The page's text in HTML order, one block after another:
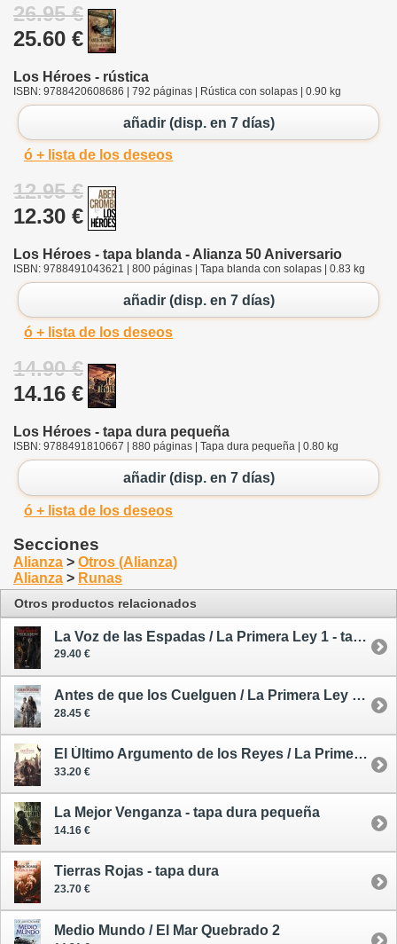
26.95 €
25.60 €
Los Héroes - rústica
ISBN: 9788420608686 | 792 páginas | Rústica con solapas | 0.90 kg
añadir (disp. en 7 días)
ó + lista de los deseos
12.95 €
12.30 €
Los Héroes - tapa blanda - Alianza 50 Aniversario
ISBN: 9788491043621 | 800 páginas | Tapa blanda con solapas | 0.83 kg
añadir (disp. en 7 días)
ó + lista de los deseos
14.90 €
14.16 €
Los Héroes - tapa dura pequeña
ISBN: 9788491810667 | 880 páginas | Tapa dura pequeña | 0.80 kg
añadir (disp. en 7 días)
ó + lista de los deseos
Secciones
Alianza > Otros (Alianza)
Alianza > Runas
Otros productos relacionados
La Voz de las Espadas / La Primera Ley 1 - tapa dura ilustrada
29.40 €
Antes de que los Cuelguen / La Primera Ley 2 - tapa dura ilustrada
28.45 €
El Último Argumento de los Reyes / La Primera Ley 3 - tapa dura ilustrada
33.20 €
La Mejor Venganza - tapa dura pequeña
14.16 €
Tierras Rojas - tapa dura
23.70 €
Medio Mundo / El Mar Quebrado 2